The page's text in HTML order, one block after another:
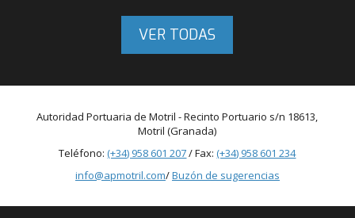
VER TODAS
Autoridad Portuaria de Motril - Recinto Portuario s/n 18613,
Motril (Granada)
Teléfono:(+34) 958 601 207/ Fax:(+34) 958 601 234
info@apmotril.com/Buzón de sugerencias